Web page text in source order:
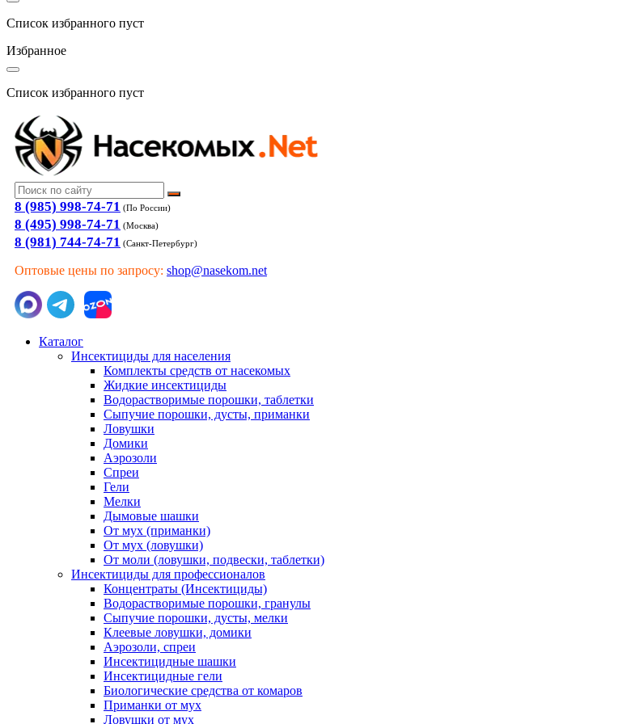
Список избранного пуст
Избранное
Список избранного пуст
8 (985) 998-74-71 (По России)
8 (495) 998-74-71 (Москва)
8 (981) 744-74-71 (Санкт-Петербург)
Оптовые цены по запросу: shop@nasekom.net
Каталог
Инсектициды для населения
Комплекты средств от насекомых
Жидкие инсектициды
Водорастворимые порошки, таблетки
Сыпучие порошки, дусты, приманки
Ловушки
Домики
Аэрозоли
Спреи
Гели
Мелки
Дымовые шашки
От мух (приманки)
От мух (ловушки)
От моли (ловушки, подвески, таблетки)
Инсектициды для профессионалов
Концентраты (Инсектициды)
Водорастворимые порошки, гранулы
Сыпучие порошки, дусты, мелки
Клеевые ловушки, домики
Аэрозоли, спреи
Инсектицидные шашки
Инсектицидные гели
Биологические средства от комаров
Приманки от мух
Ловушки от мух